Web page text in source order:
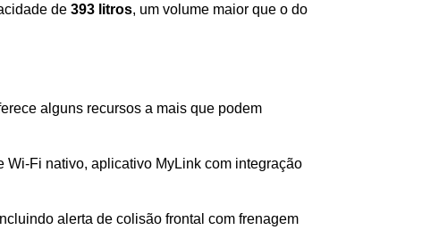
de 393 litros, um volume maior que o do
alguns recursos a mais que podem
Wi-Fi nativo, aplicativo MyLink com integração
alerta de colisão frontal com frenagem